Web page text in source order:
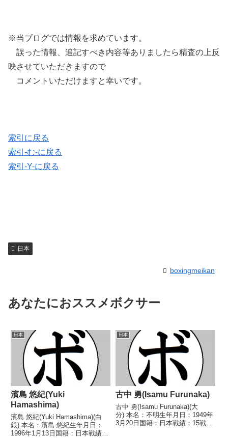
※当ブログでは情報を求めています。
誤った情報、追記すべき内容等ありましたら精査の上反
映させていただきますので
コメントいただけますと幸いです。
索引に戻る
索引-む-に戻る
索引-Y-に戻る
日本
boxingmeikan
あなたにおススメボクサー
日本
濱島 悠紀(Yuki
Hamashima)
濱島 悠紀(Yuki Hamashima)(白
銀) 本名：濱島 悠紀生年月日：
1996年1月13日国籍：日本戦績：
日本
古中 勇(Isamu Furunaka)
古中 勇(Isamu Furunaka)(大
分) 本名：不明生年月日：1949年
3月20日国籍：日本戦績：15戦7